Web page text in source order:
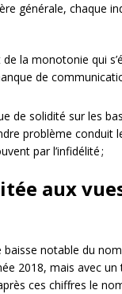
générale, chaque
la monotonie qui
de
de solidité sur les
problème conduit
par l’infidélité ;
aux
notable du
2018, mais avec
ces chiffres le